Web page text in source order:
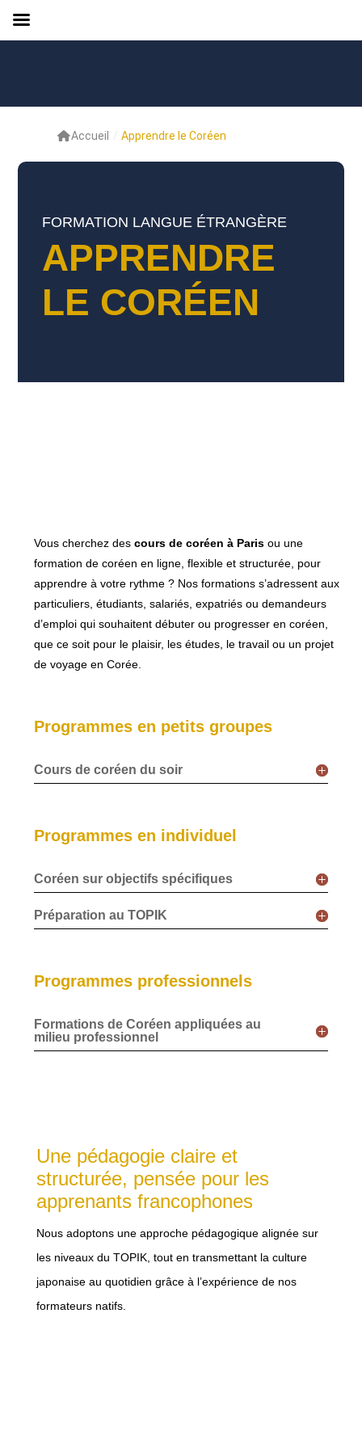
Accueil Apprendre le Coréen
FORMATION LANGUE ÉTRANGÈRE
APPRENDRE
LE CORÉEN
Vous cherchez descours de coréen à Paris ou une
formation de coréen en ligne, flexible et structurée, pour
apprendre à votre rythme ? Nos formations s’adressent aux
particuliers, étudiants, salariés, expatriés ou demandeurs
d’emploi qui souhaitent débuter ou progresser en coréen,
que ce soit pour le plaisir, les études, le travail ou un projet
de voyage en Corée.
Programmes en petits groupes
Cours de coréen du soir
Programmes en individuel
Coréen sur objectifs spécifiques
Préparation au TOPIK
Programmes professionnels
Formations de Coréen appliquées au
milieu professionnel
Une pédagogie claire et
structurée, pensée pour les
apprenants francophones
Nous adoptons une approche pédagogique alignée sur
les niveaux du TOPIK, tout en transmettant la culture
japonaise au quotidien grâce à l’expérience de nos
formateurs natifs.